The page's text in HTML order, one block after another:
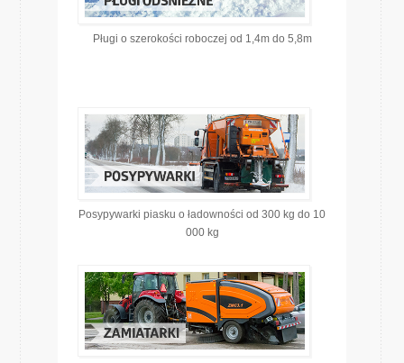
Pługi o szerokości roboczej od 1,4m do 5,8m
Posypywarki piasku o ładowności od 300 kg do 10
000 kg